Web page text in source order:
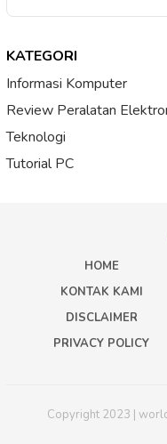
KATEGORI
Informasi Komputer
Review Peralatan
Teknologi
Tutorial PC
HOME
KONTAK KAMI
DISCLAIMER
PRIVACY POLICY
Copyright 2023 |